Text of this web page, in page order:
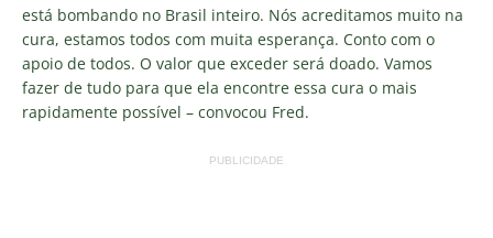
está bombando no Brasil inteiro. Nós acreditamos muito na
cura, estamos todos com muita esperança. Conto com o
apoio de todos. O valor que exceder será doado. Vamos
fazer de tudo para que ela encontre essa cura o mais
rapidamente possível – convocou Fred.
PUBLICIDADE